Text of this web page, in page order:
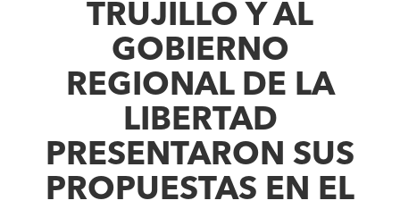
TRUJILLO Y AL
GOBIERNO
REGIONAL DE LA
LIBERTAD
PRESENTARON SUS
PROPUESTAS EN EL